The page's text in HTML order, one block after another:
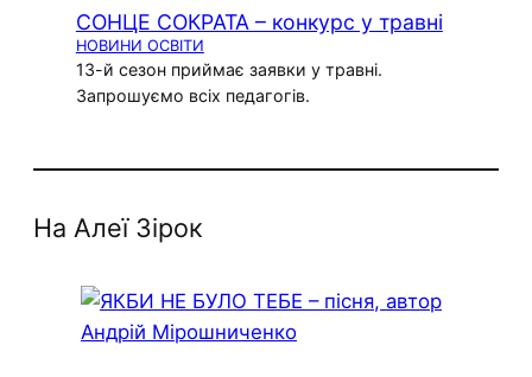
СОНЦЕ СОКРАТА – конкурс у травні
НОВИНИ ОСВІТИ
13-й сезон приймає заявки у травні.
Запрошуємо всіх педагогів.
На Алеї Зірок